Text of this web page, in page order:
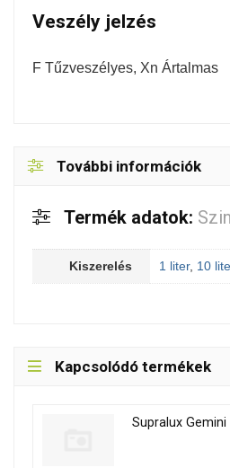
Veszély jelzés
F Tűzveszélyes, Xn Ártalmas
További információk
Termék adatok:
Kiszerelés 1 liter, 10
Kapcsolódó termékek
Supralux